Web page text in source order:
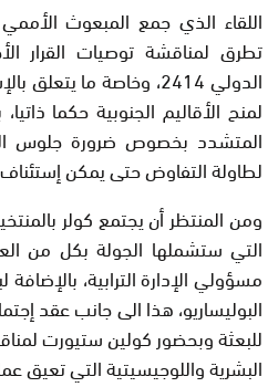
اللقاء الذي جمع المبعوث
تطرق لمناقشة توصيات القرار
الدولي 2414، وخاصة ما
لمنح الأقاليم الجنوبية حكما
المتشدد بخصوص ضرورة جلوس
لطاولة التفاوض حتى يمكن
ومن المنتظر أن يجتمع كولر
التي ستشملها الجولة بكل من
مسؤولي الإدارة الترابية،
البوليساريو، هذا الى جانب عقد
للبعثة وبحضور كولين ستيورت
البشرية واللوجيسيتية التي تعيق